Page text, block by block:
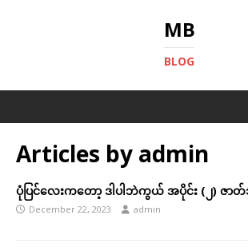
MB
BLOG
Articles by admin
ပုံပြင်လေးကတော့ ဒါပါဘဲကွယ် အပိုင်း (၂) ဇာ
December 22, 2023 admin